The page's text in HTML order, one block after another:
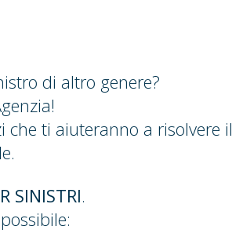
di altro genere?
che ti aiuteranno a risolvere il
SINISTRI.